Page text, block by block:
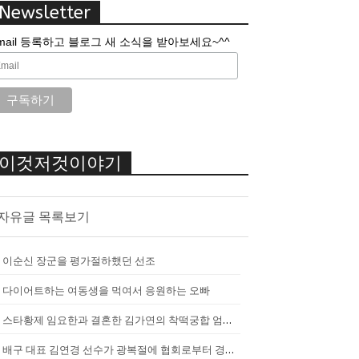
등록하고 블로그 새 소식을 받아보세요~^^
것저것이야기
유글 목록보기
이순신 장군을 평가절하했던 선조
다이어트하는 여동생을 먹여서 응원하는 오빠
스타황제 임요한과 결혼한 김가연의 착떡궁합 엄마 내조
배구 대표 김연경 선수가 광복절에 협회로부터 경고를 받았던 이유